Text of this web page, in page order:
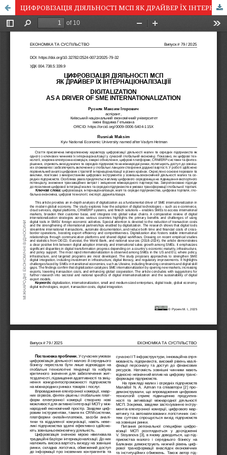
ЦИФРОВІЗАЦІЯ ДІЯЛЬНОСТІ МСП ЯК ДРАЙВЕР ЇХ ІНТЕРНАЦІОНАЛІЗАЦІЇ